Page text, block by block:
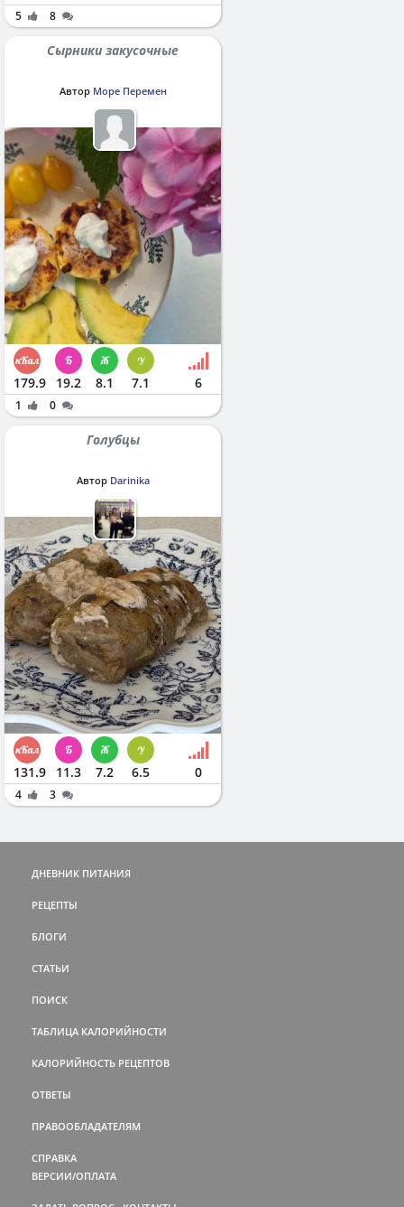
5 8
Сырники закусочные
Автор Море Перемен
179.9 19.2 8.1 7.1 6
1 0
Голубцы
Автор Darinika
131.9 11.3 7.2 6.5 0
4 3
ДНЕВНИК ПИТАНИЯ
РЕЦЕПТЫ
БЛОГИ
СТАТЬИ
ПОИСК
ТАБЛИЦА КАЛОРИЙНОСТИ
КАЛОРИЙНОСТЬ РЕЦЕПТОВ
ОТВЕТЫ
ПРАВООБЛАДАТЕЛЯМ
СПРАВКА
ВЕРСИИ/ОПЛАТА